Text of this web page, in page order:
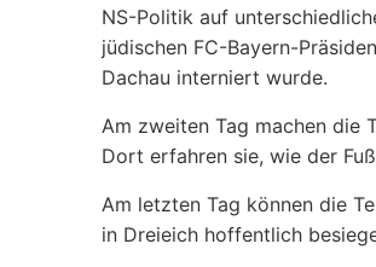
NS-Politik auf
jüdischen FC-Bayern-
Dachau interniert wurde.
Am zweiten Tag machen die
Dort erfahren sie, wie der
Am letzten Tag können die
in Dreieich hoffentlich